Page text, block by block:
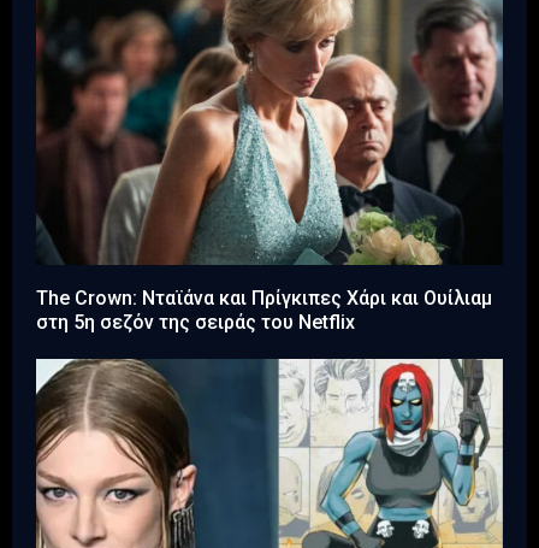
The Crown: Νταϊάνα και Πρίγκιπες Χάρι και Ουίλιαμ
στη 5η σεζόν της σειράς του Netflix